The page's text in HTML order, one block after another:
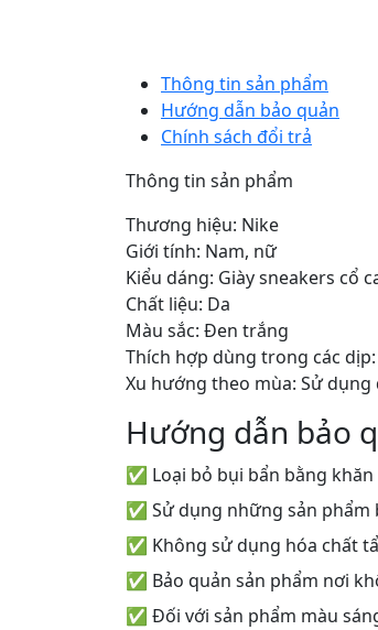
Thông tin sản phẩm
Hướng dẫn bảo quản
Chính sách đổi trả
Thông tin sản phẩm
Thương hiệu: Nike
Giới tính: Nam, nữ
Kiểu dáng: Giày sneakers cổ
Chất liệu: Da
Màu sắc: Đen trắng
Thích hợp dùng trong các
Xu hướng theo mùa: Sử
Hướng dẫn bảo
✅ Loại bỏ bụi bẩn bằng
✅ Sử dụng những sản
✅ Không sử dụng hóa chất
✅ Bảo quản sản phẩm nơi
✅ Đối với sản phẩm màu